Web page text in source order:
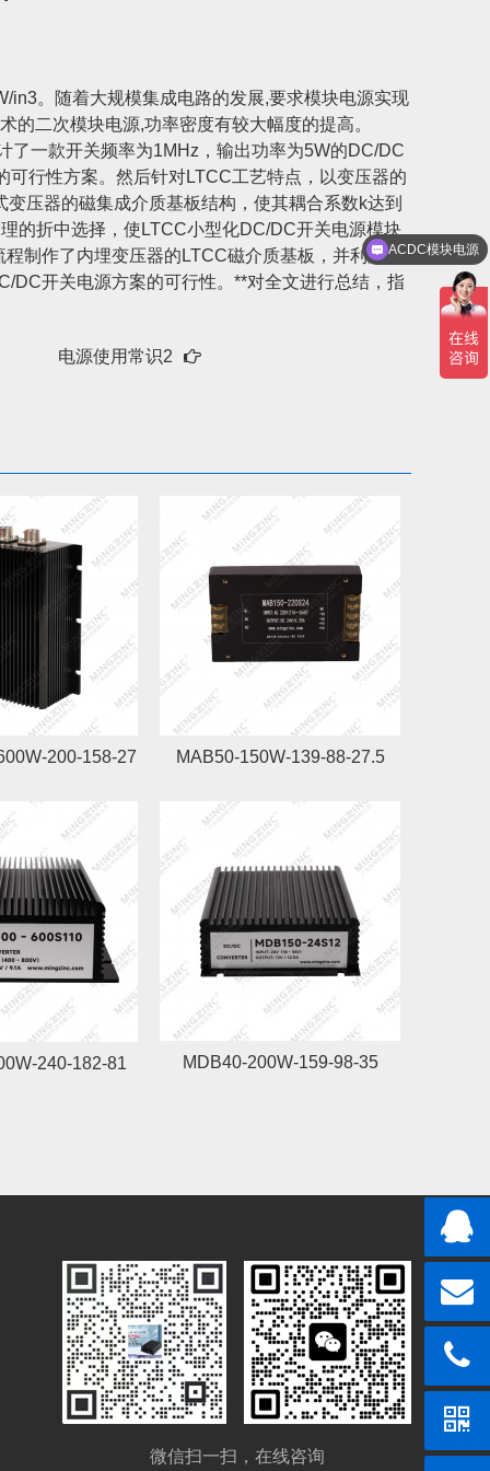
in3。随着大规模集成电路的发展,要求模块电源实现
二次模块电源,功率密度有较大幅度的提高。
了一款开关频率为1MHz，输出功率为5W的DC/DC
行性方案。然后针对LTCC工艺特点，以变压器的
压器的磁集成介质基板结构，使其耦合系数k达到
的折中选择，使LTCC小型化DC/DC开关电源模块
制作了内埋变压器的LTCC磁介质基板，并利用回
DC开关电源方案的可行性。**对全文进行总结，指
电源使用常识2
200-158-27 MAB50-150W-139-88-27.5
240-182-81 MDB40-200W-159-98-35
微信扫一扫，在线咨询
ACDC模块电源
电源转换器